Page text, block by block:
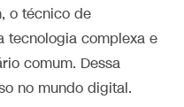
o técnico de
tecnologia complexa e
comum. Dessa
no mundo digital.